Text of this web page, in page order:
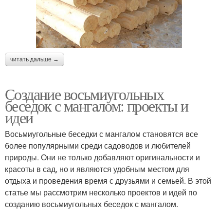
читать дальше →
Создание восьмиугольных
беседок с мангалом: проекты и
идеи
Восьмиугольные беседки с мангалом становятся все
более популярными среди садоводов и любителей
природы. Они не только добавляют оригинальности и
красоты в сад, но и являются удобным местом для
отдыха и проведения время с друзьями и семьей. В этой
статье мы рассмотрим несколько проектов и идей по
созданию восьмиугольных беседок с мангалом.